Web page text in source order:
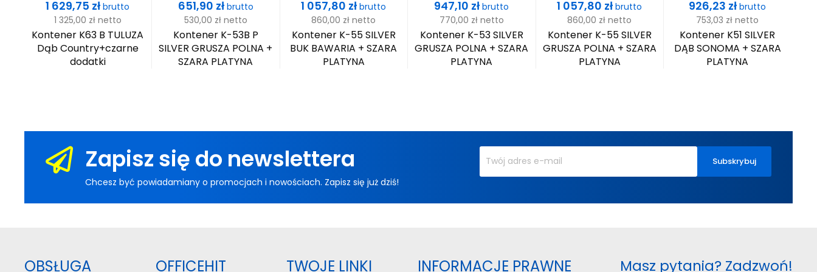
Cena
1 629,75 złbrutto
1 325,00 zł netto
Kontener K63 B TULUZA
Dąb Country+czarne
dodatki
Cena
651,90 zł brutto
530,00 zł netto
Kontener K-53B P
SILVER GRUSZA POLNA +
SZARA PLATYNA
Cena
1 057,80 złbrutto
860,00 zł netto
Kontener K-55 SILVER
BUK BAWARIA + SZARA
PLATYNA
Cena
947,10 złbrutto
770,00 zł netto
Kontener K-53 SILVER
GRUSZA POLNA + SZARA
PLATYNA
Cena
1 057,80 złbrutto
860,00 zł netto
Kontener K-55 SILVER
GRUSZA POLNA + SZARA
PLATYNA
Cena
926,23 złbrutto
753,03 zł netto
Kontener K51 SILVER
DĄB SONOMA + SZARA
PLATYNA
Zapisz się do newslettera
Chcesz być powiadamiany o promocjach i nowościach. Zapisz się już dziś!
OBSŁUGA OFFICEHIT TWOJE LINKI INFORMACJE PRAWNE Masz pytania? Zadzwoń!